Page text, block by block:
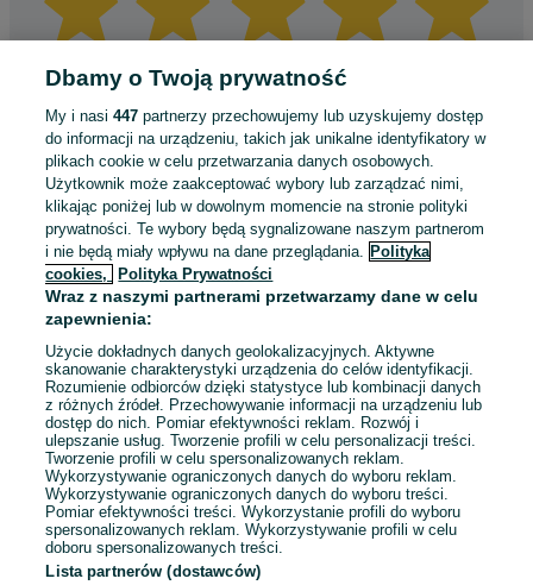
Sprzedający nie otrzymał jeszcze żadnych ocen
Kup jeden z przedmiotów sprzedającego z Przesyłką OLX,
aby być jedną z pierwszych osób, która wystawi mu ocenę.
Jak działają oceny?
Dbamy o Twoją prywatność
My i nasi447 partnerzy przechowujemy lub uzyskujemy dostęp
do informacji na urządzeniu, takich jak unikalne identyfikatory w
plikach cookie w celu przetwarzania danych osobowych.
Użytkownik może zaakceptować wybory lub zarządzać nimi,
klikając poniżej lub w dowolnym momencie na stronie polityki
prywatności. Te wybory będą sygnalizowane naszym partnerom
i nie będą miały wpływu na dane przeglądania. Polityka
cookies,
Polityka Prywatności
Wraz z naszymi partnerami przetwarzamy dane w celu
zapewnienia:
Użycie dokładnych danych geolokalizacyjnych. Aktywne
skanowanie charakterystyki urządzenia do celów identyfikacji.
Rozumienie odbiorców dzięki statystyce lub kombinacji danych
z różnych źródeł. Przechowywanie informacji na urządzeniu lub
dostęp do nich. Pomiar efektywności reklam. Rozwój i
ulepszanie usług. Tworzenie profili w celu personalizacji treści.
Tworzenie profili w celu spersonalizowanych reklam.
Wykorzystywanie ograniczonych danych do wyboru reklam.
Wykorzystywanie ograniczonych danych do wyboru treści.
Pomiar efektywności treści. Wykorzystanie profili do wyboru
spersonalizowanych reklam. Wykorzystywanie profili w celu
doboru spersonalizowanych treści.
Lista partnerów (dostawców)